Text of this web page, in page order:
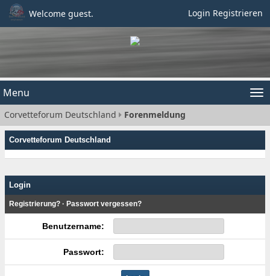
Welcome guest. Login Registrieren
Menu
Corvetteforum Deutschland Forenmeldung
Corvetteforum Deutschland
Login
Registrierung? · Passwort vergessen?
Benutzername:
Passwort: